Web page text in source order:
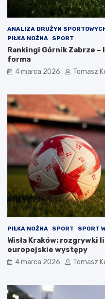
ANALIZA DRUŻYN
PIŁKA NOŻNA
SPORT
Rankingi Górnik Zabrze
forma
4 marca 2026 Tomasz
PIŁKA NOŻNA SPORT SPORT
Wisła Kraków: rozgrywki
europejskie występy
4 marca 2026 Tomasz